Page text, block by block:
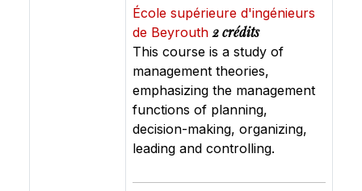
École supérieure d'ingénieurs
de Beyrouth2 crédits
This course is a study of
management theories,
emphasizing the management
functions of planning,
decision-making, organizing,
leading and controlling.